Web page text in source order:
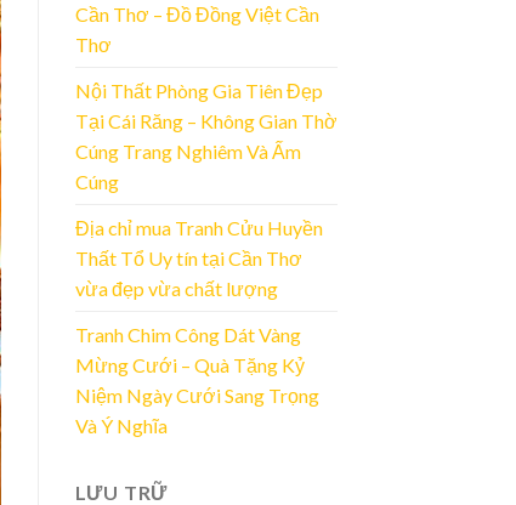
Cần Thơ – Đồ Đồng Việt Cần
Thơ
Nội Thất Phòng Gia Tiên Đẹp
Tại Cái Răng – Không Gian Thờ
Cúng Trang Nghiêm Và Ấm
Cúng
Địa chỉ mua Tranh Cửu Huyền
Thất Tổ Uy tín tại Cần Thơ
vừa đẹp vừa chất lượng
Tranh Chim Công Dát Vàng
Mừng Cưới – Quà Tặng Kỷ
Niệm Ngày Cưới Sang Trọng
Và Ý Nghĩa
LƯU TRỮ